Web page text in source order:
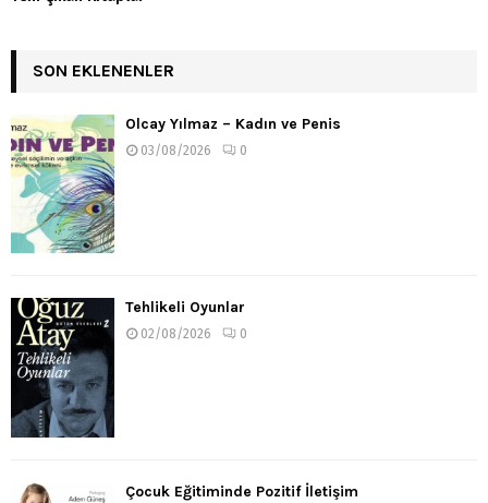
SON EKLENENLER
Olcay Yılmaz – Kadın ve Penis
03/08/2026 0
Tehlikeli Oyunlar
02/08/2026 0
Çocuk Eğitiminde Pozitif İletişim